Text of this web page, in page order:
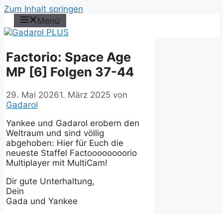
Zum Inhalt springen
Menü
Factorio: Space Age
MP [6] Folgen 37-44
29. Mai 20261. März 2025 von
Gadarol
Yankee und Gadarol erobern den
Weltraum und sind völlig
abgehoben: Hier für Euch die
neueste Staffel Factoooooooorio
Multiplayer mit MultiCam!
Dir gute Unterhaltung,
Dein
Gada und Yankee